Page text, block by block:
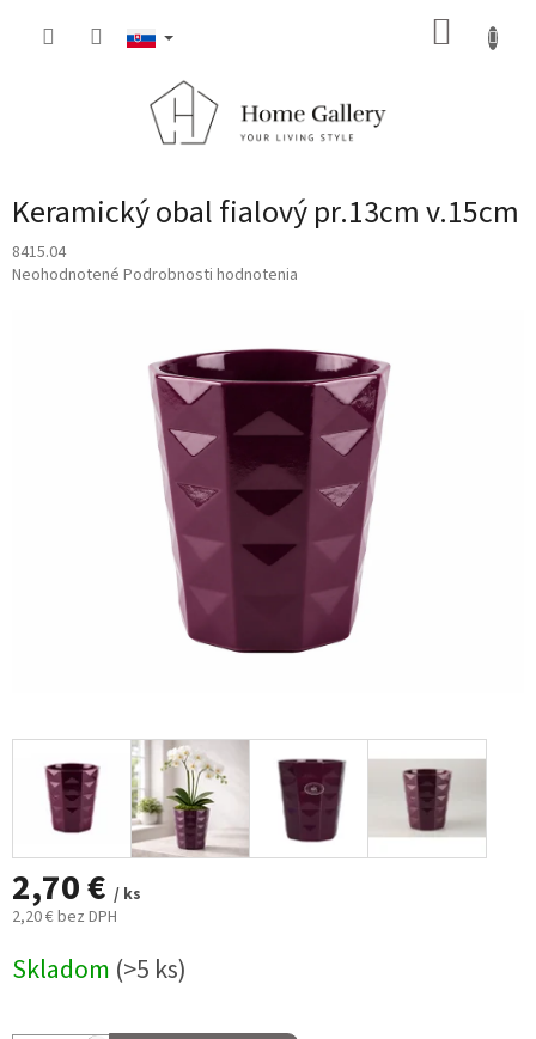
Keramický obal fialový pr.13cm v.15cm
8415.04
Priemerné
Neohodnotené Podrobnosti hodnotenia
2,70 € / ks
2,20 € bez DPH
cena:
Skladom (>5 ks)